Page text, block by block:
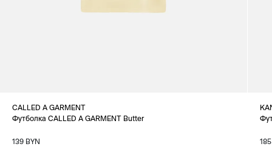
CALLED A GARMENT
Футболка CALLED A GARMENT Butter
139 BYN